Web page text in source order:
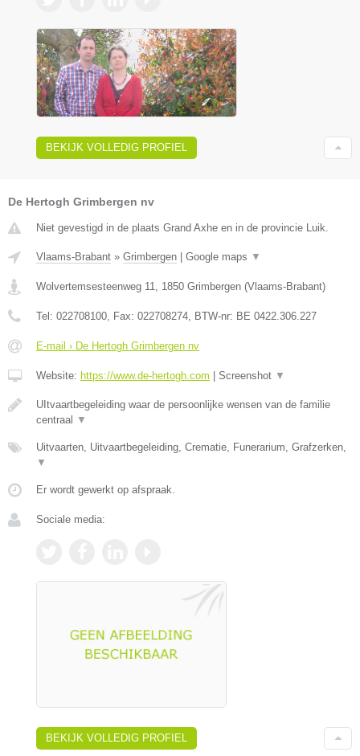
BEKIJK VOLLEDIG PROFIEL
De Hertogh Grimbergen nv
Niet gevestigd in de plaats Grand Axhe en in de provincie Luik.
Vlaams-Brabant » Grimbergen Google maps ▼
Wolvertemsesteenweg 11 1850 Grimbergen (Vlaams-Brabant)
Tel: 022708100 , Fax: 022708274 , BTW-nr: BE 0422.306.227
E-mail › De Hertogh Grimbergen nv
Website: https://www.de-hertogh.com Screenshot ▼
UItvaartbegeleiding waar de persoonlijke wensen van de familie
centraal
▼
Uitvaarten, Uitvaartbegeleiding, Crematie, Funerarium, Grafzerken,
▼
Er wordt gewerkt op afspraak.
Sociale media:
BEKIJK VOLLEDIG PROFIEL